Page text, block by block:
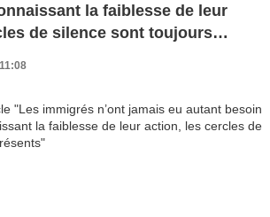
la faiblesse de leur
de silence sont toujours